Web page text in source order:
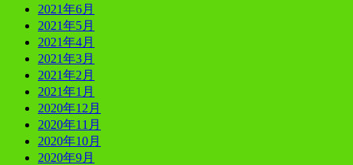
2021年6月
2021年5月
2021年4月
2021年3月
2021年2月
2021年1月
2020年12月
2020年11月
2020年10月
2020年9月